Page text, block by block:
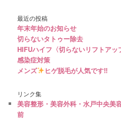
最近の投稿
年末年始のお知らせ
切らないタトゥー除去
HIFUハイフ〈切らないリフトアッ
感染症対策
メンズ
ヒゲ脱毛が人気です‼︎
リンク集
美容整形・美容外科・水戸中央美
前